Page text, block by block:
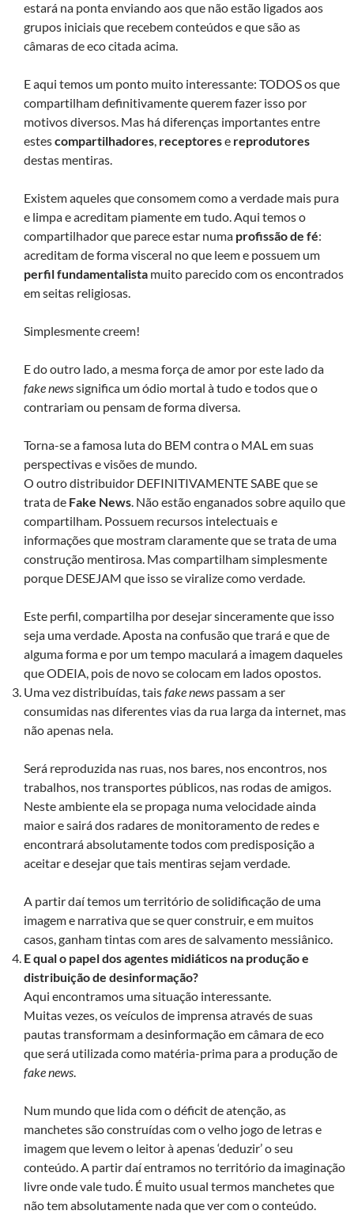
estará na ponta enviando aos que não estão ligados aos
grupos iniciais que recebem conteúdos e que são as
câmaras de eco citada acima.
E aqui temos um ponto muito interessante: TODOS os que
compartilham definitivamente querem fazer isso por
motivos diversos. Mas há diferenças importantes entre
estescompartilhadores, receptorese reprodutores
destas mentiras.
Existem aqueles que consomem como a verdade mais pura
e limpa e acreditam piamente em tudo. Aqui temos o
compartilhador que parece estar numa profissão de fé:
acreditam de forma visceral no que leem e possuem um
perfil fundamentalista muito parecido com os encontrados
em seitas religiosas.
Simplesmente creem!
E do outro lado, a mesma força de amor por este lado da
fake newssignifica um ódio mortal à tudo e todos que o
contrariam ou pensam de forma diversa.
Torna-se a famosa luta do BEM contra o MAL em suas
perspectivas e visões de mundo.
O outro distribuidor DEFINITIVAMENTE SABE que se
trata de Fake News. Não estão enganados sobre aquilo que
compartilham. Possuem recursos intelectuais e
informações que mostram claramente que se trata de uma
construção mentirosa. Mas compartilham simplesmente
porque DESEJAM que isso se viralize como verdade.
Este perfil, compartilha por desejar sinceramente que isso
seja uma verdade. Aposta na confusão que trará e que de
alguma forma e por um tempo maculará a imagem daqueles
que ODEIA, pois de novo se colocam em lados opostos.
Uma vez distribuídas, taisfake news passam a ser
consumidas nas diferentes vias da rua larga da internet, mas
não apenas nela.
Será reproduzida nas ruas, nos bares, nos encontros, nos
trabalhos, nos transportes públicos, nas rodas de amigos.
Neste ambiente ela se propaga numa velocidade ainda
maior e sairá dos radares de monitoramento de redes e
encontrará absolutamente todos com predisposição a
aceitar e desejar que tais mentiras sejam verdade.
A partir daí temos um território de solidificação de uma
imagem e narrativa que se quer construir, e em muitos
casos, ganham tintas com ares de salvamento messiânico.
E qual o papel dos agentes midiáticos na produção e
distribuição de desinformação?
Aqui encontramos uma situação interessante.
Muitas vezes, os veículos de imprensa através de suas
pautas transformam a desinformação em câmara de eco
que será utilizada como matéria-prima para a produção de
fake news.
Num mundo que lida com o déficit de atenção, as
manchetes são construídas com o velho jogo de letras e
imagem que levem o leitor à apenas ‘deduzir’ o seu
conteúdo. A partir daí entramos no território da imaginação
livre onde vale tudo. É muito usual termos manchetes que
não tem absolutamente nada que ver com o conteúdo.